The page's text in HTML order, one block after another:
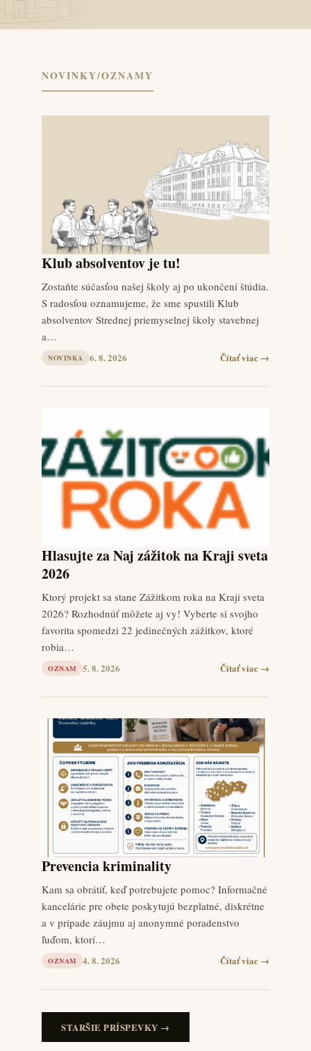
NOVINKY/OZNAMY
Klub absolventov je tu!
Zostaňte súčasťou našej školy aj po ukončení štúdia.
S radosťou oznamujeme, že sme spustili Klub
absolventov Strednej priemyselnej školy stavebnej
a…
NOVINKA 6. 8. 2026 Čítať viac →
Hlasujte za Naj zážitok na Kraji sveta
2026
Ktorý projekt sa stane Zážitkom roka na Kraji sveta
2026? Rozhodnúť môžete aj vy! Vyberte si svojho
favorita spomedzi 22 jedinečných zážitkov, ktoré
robia…
OZNAM 5. 8. 2026 Čítať viac →
Prevencia kriminality
Kam sa obrátiť, keď potrebujete pomoc? Informačné
kancelárie pre obete poskytujú bezplatné, diskrétne
a v prípade záujmu aj anonymné poradenstvo
ľuďom, ktorí…
OZNAM 4. 8. 2026 Čítať viac →
STARŠIE PRÍSPEVKY →